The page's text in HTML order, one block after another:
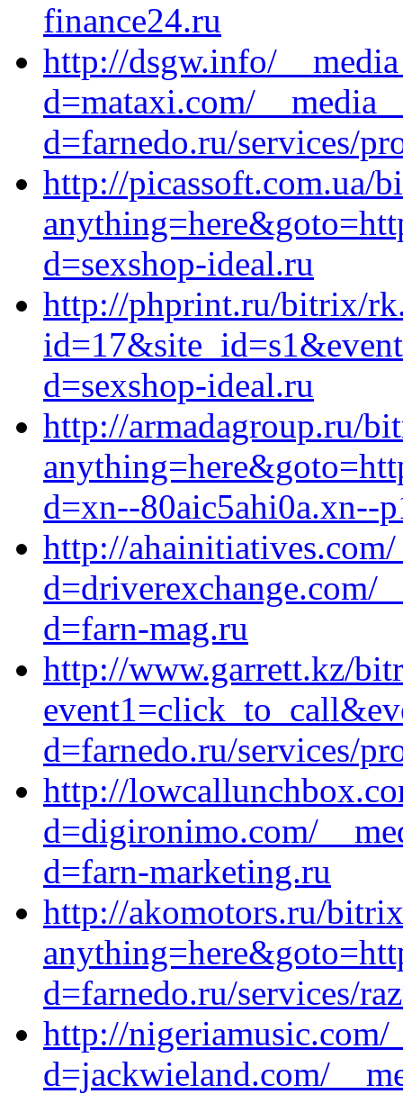
finance24.ru
http://dsgw.info/
d=mataxi.com/
d=farnedo.ru/services/
http://picassoft.com.ua/
d=sexshop-ideal.ru
http://phprint.ru/bitrix/
d=sexshop-ideal.ru
http://armadagroup.ru/
d=xn--80aic5ahi0a.xn--
http://
d=driverexchange.com/
d=farn-mag.ru
http://www.garrett.kz/
d=farnedo.ru/services/
http://
d=digironimo.com/
d=farn-marketing.ru
http://akomotors.ru/
d=farnedo.ru/services/
http://nigeriamusic.com/
d=jackwieland.com/